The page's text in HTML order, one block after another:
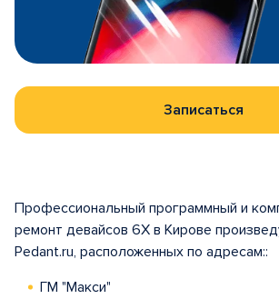
Записаться
Профессиональный программный и
ремонт девайсов 6X в Кирове
Pedant.ru, расположенных по адресам::
ГМ "Макси"